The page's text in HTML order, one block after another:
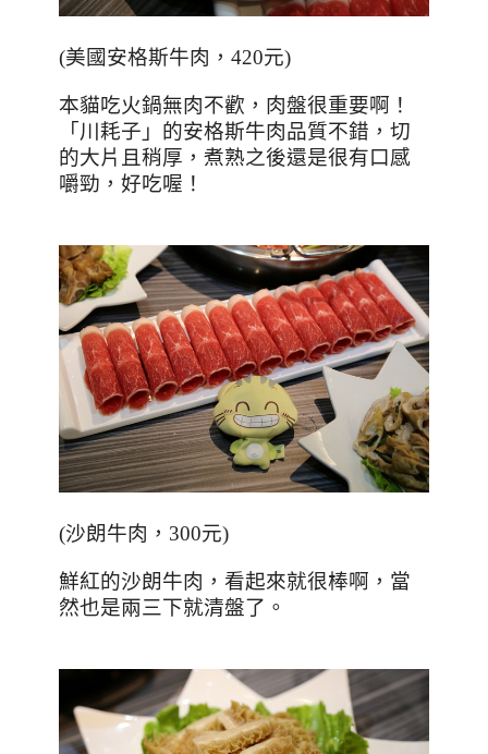
(美國安格斯牛肉，420元)
本貓吃火鍋無肉不歡，肉盤很重要啊！
「川耗子」的安格斯牛肉品質不錯，切
的大片且稍厚，煮熟之後還是很有口感
嚼勁，好吃喔！
(沙朗牛肉，300元)
鮮紅的沙朗牛肉，看起來就很棒啊，當
然也是兩三下就清盤了。